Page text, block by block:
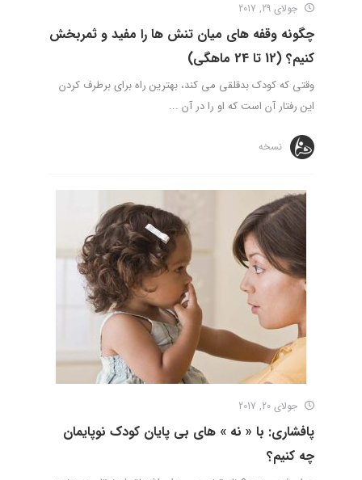
جولای 29, 2017
چگونه وقفه های میان تنش ها را مفید و ثمربخش
کنیم؟‌ (12 تا 24 ماهگی)
وقتی که کودک بدقلقی می کند، بهترین راه برای برطرف کردن
این رفتار آن است که او را در آن ...
نسخه
جولای 20, 2017
پافشاری: با « نه » های بی پایان کودک نوپایمان
چه کنیم؟